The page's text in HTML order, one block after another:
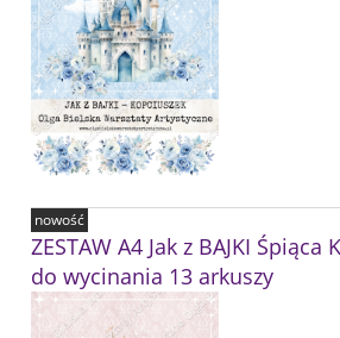
ZESTAW A4 Jak z BAJKI
do wycinania 13 arkuszy
nowość